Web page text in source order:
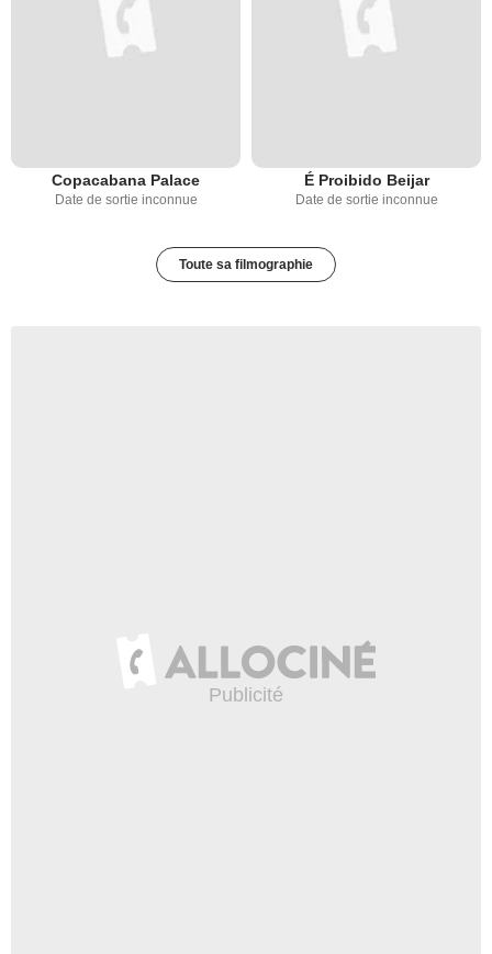
Copacabana Palace
Date de sortie inconnue
É Proibido Beijar
Date de sortie inconnue
Toute sa filmographie